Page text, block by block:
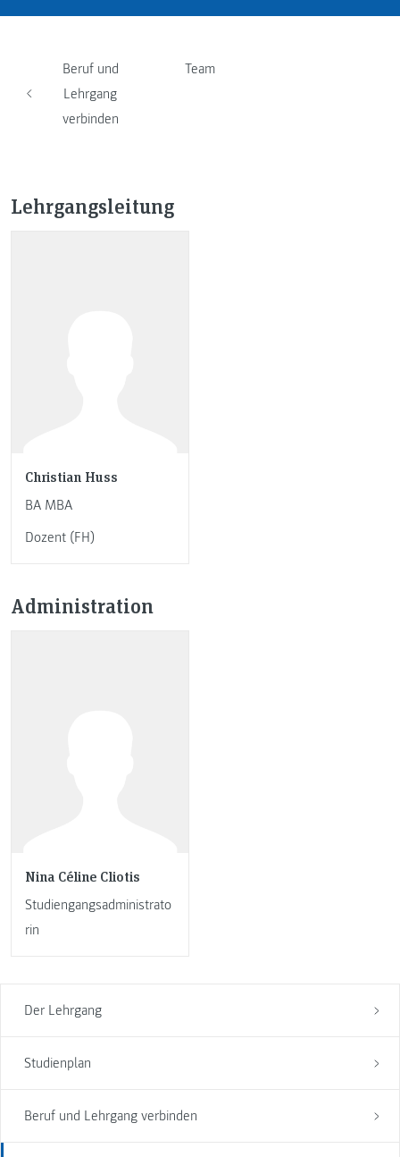
Beruf und
Lehrgang
verbinden
Team
Der Lehrgang
Studienplan
Beruf und Lehrgang verbinden
Lehrgangsleitung
Christian Huss
BA MBA
Dozent (FH)
Administration
Nina Céline Cliotis
Studiengangsadministrato
rin